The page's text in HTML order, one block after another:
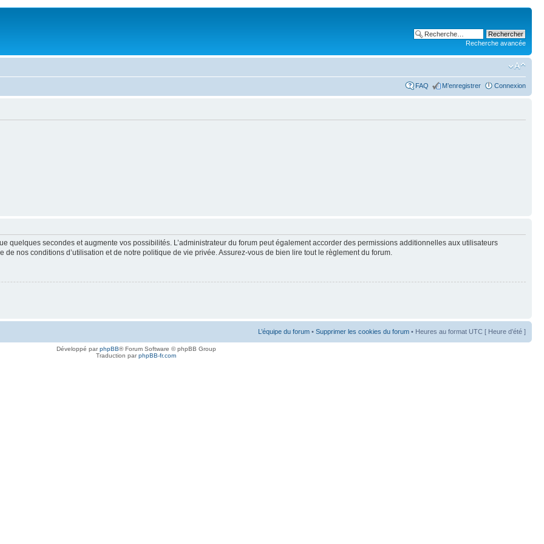
Recherche avancée
FAQ M’enregistrer Connexion
quelques secondes et augmente vos possibilités. L’administrateur du forum peut également accorder des permissions additionnelles aux utilisateurs
nos conditions d’utilisation et de notre politique de vie privée. Assurez-vous de bien lire tout le règlement du forum.
L’équipe du forum • Supprimer les cookies du forum • Heures au format UTC [ Heure d’été ]
Développé parphpBB® Forum Software © phpBB Group
Traduction parphpBB-fr.com